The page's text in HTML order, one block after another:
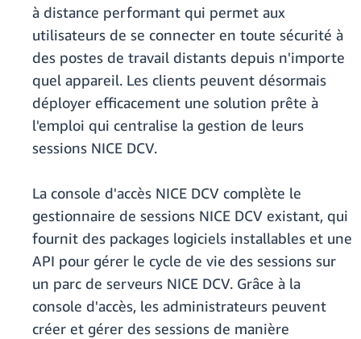
à distance performant qui permet aux
utilisateurs de se connecter en toute sécurité à
des postes de travail distants depuis n'importe
quel appareil. Les clients peuvent désormais
déployer efficacement une solution prête à
l'emploi qui centralise la gestion de leurs
sessions NICE DCV.
La console d'accès NICE DCV complète le
gestionnaire de sessions NICE DCV existant, qui
fournit des packages logiciels installables et une
API pour gérer le cycle de vie des sessions sur
un parc de serveurs NICE DCV. Grâce à la
console d'accès, les administrateurs peuvent
créer et gérer des sessions de manière